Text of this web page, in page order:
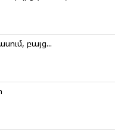
բայց...